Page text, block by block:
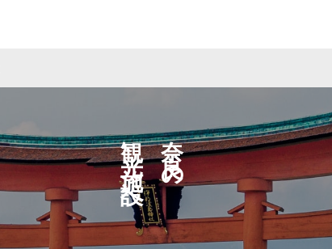
奈良の
観光施設へ